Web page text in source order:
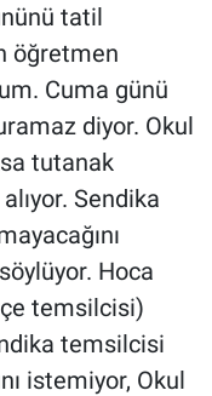
tatil
öğretmen
Cuma günü
diyor. Okul
tutanak
Sendika
Hoca
temsilcisi)
temsilcisi
istemiyor, Okul